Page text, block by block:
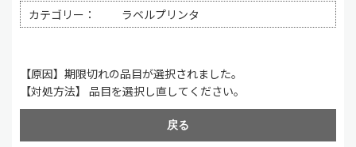
カテゴリー：
ラベルプリンタ
【原因】期限切れの品目が選択されました。
【対処方法】 品目を選択し直してください。
戻る